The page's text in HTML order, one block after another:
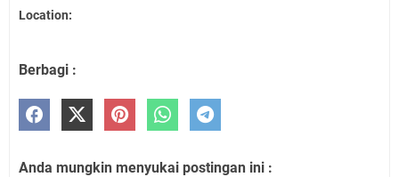
Location:
Berbagi :
Anda mungkin menyukai postingan ini :